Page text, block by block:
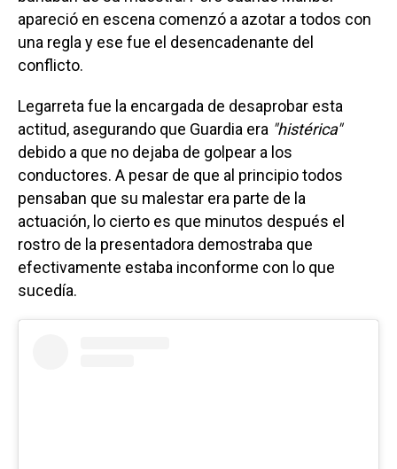
apareció en escena comenzó a azotar a todos con
una regla y ese fue el desencadenante del
conflicto.
Legarreta fue la encargada de desaprobar esta
actitud, asegurando que Guardia era "histérica"
debido a que no dejaba de golpear a los
conductores. A pesar de que al principio todos
pensaban que su malestar era parte de la
actuación, lo cierto es que minutos después el
rostro de la presentadora demostraba que
efectivamente estaba inconforme con lo que
sucedía.